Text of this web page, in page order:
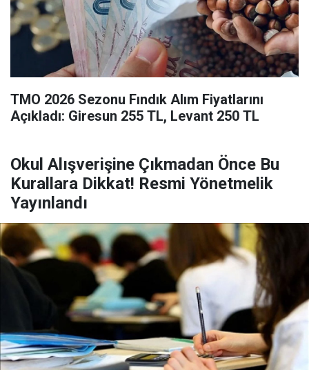
TMO 2026 Sezonu Fındık Alım Fiyatlarını
Açıkladı: Giresun 255 TL, Levant 250 TL
Okul Alışverişine Çıkmadan Önce Bu
Kurallara Dikkat! Resmi Yönetmelik
Yayınlandı